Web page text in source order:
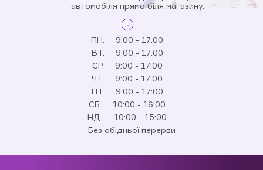
автомобіля прямо біля магазину.
ПН.
9:00 - 17:00
ВТ.
9:00 - 17:00
СР.
9:00 - 17:00
ЧТ.
9:00 - 17:00
ПТ.
9:00 - 17:00
СБ.
10:00 - 16:00
НД.
10:00 - 15:00
Без обідньої перерви